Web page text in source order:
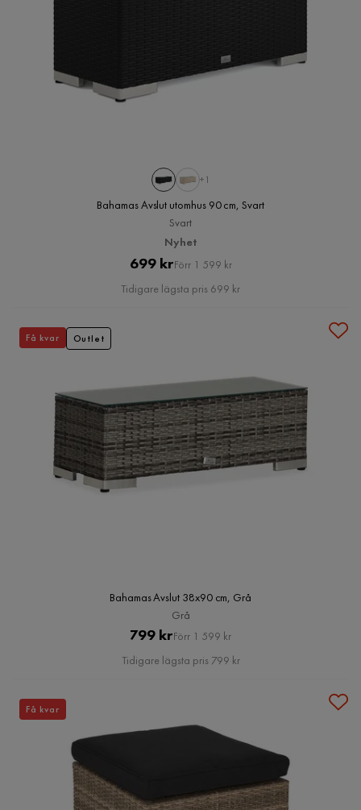
+1
Bahamas Avslut utomhus 90 cm, Svart
Svart
Nyhet
Pris
699 kr Original
Pris
Förr 1 599 kr
Tidigare lägsta pris 699 kr
Bahamas Avslut 38x90 cm, Grå
Grå
Pris
799 kr Original
Pris
Förr 1 599 kr
Tidigare lägsta pris 799 kr
Få kvar Outlet
Få kvar